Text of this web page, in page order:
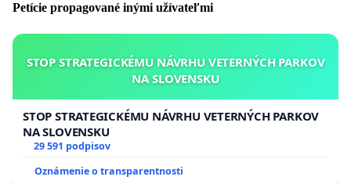
Petície propagované inými užívateľmi
STOP STRATEGICKÉMU NÁVRHU VETERNÝCH PARKOV
NA SLOVENSKU
STOP STRATEGICKÉMU NÁVRHU VETERNÝCH PARKOV
NA SLOVENSKU
29 591 podpisov
Oznámenie o transparentnosti